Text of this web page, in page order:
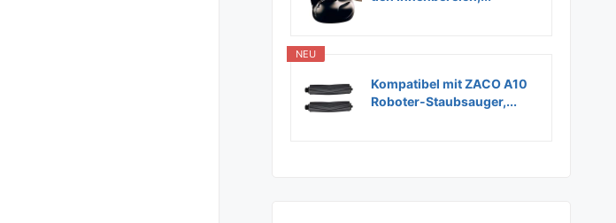
NEU
Kompatibel mit ZACO A10
Roboter-Staubsauger,...